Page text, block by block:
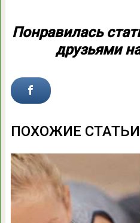
Понравилась
друзьями
ПОХОЖИЕ СТАТЬИ